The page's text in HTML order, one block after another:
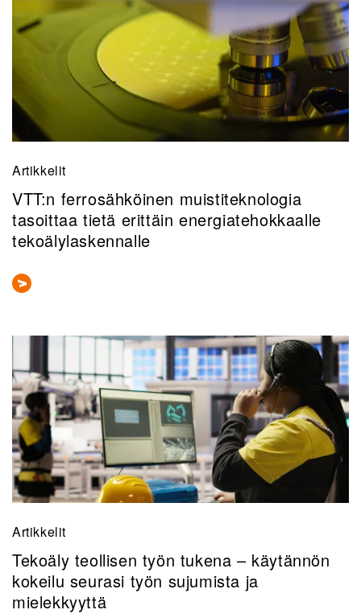
Artikkelit
VTT:n ferrosähköinen muistiteknologia
tasoittaa tietä erittäin energiatehokkaalle
tekoälylaskennalle
Artikkelit
Tekoäly teollisen työn tukena – käytännön
kokeilu seurasi työn sujumista ja
mielekkyyttä